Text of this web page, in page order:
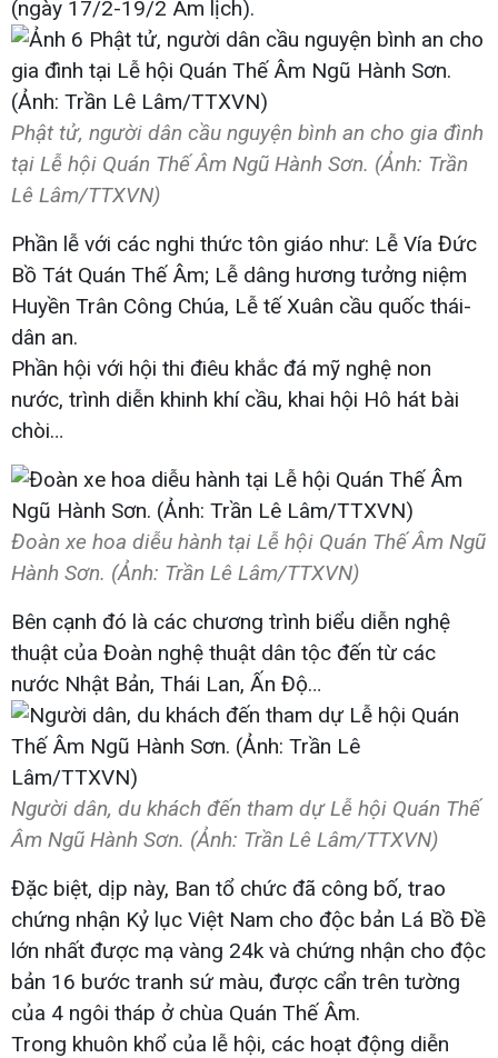
(ngày 17/2-19/2 Âm lịch).
Phật tử, người dân cầu nguyện bình an cho gia đình
tại Lễ hội Quán Thế Âm Ngũ Hành Sơn. (Ảnh: Trần
Lê Lâm/TTXVN)
Phần lễ với các nghi thức tôn giáo như: Lễ Vía Đức
Bồ Tát Quán Thế Âm; Lễ dâng hương tưởng niệm
Huyền Trân Công Chúa, Lễ tế Xuân cầu quốc thái-
dân an.
Phần hội với hội thi điêu khắc đá mỹ nghệ non
nước, trình diễn khinh khí cầu, khai hội Hô hát bài
chòi…
Đoàn xe hoa diễu hành tại Lễ hội Quán Thế Âm Ngũ
Hành Sơn. (Ảnh: Trần Lê Lâm/TTXVN)
Bên cạnh đó là các chương trình biểu diễn nghệ
thuật của Đoàn nghệ thuật dân tộc đến từ các
nước Nhật Bản, Thái Lan, Ấn Độ…
Người dân, du khách đến tham dự Lễ hội Quán Thế
Âm Ngũ Hành Sơn. (Ảnh: Trần Lê Lâm/TTXVN)
Đặc biệt, dịp này, Ban tổ chức đã công bố, trao
chứng nhận Kỷ lục Việt Nam cho độc bản Lá Bồ Đề
lớn nhất được mạ vàng 24k và chứng nhận cho độc
bản 16 bước tranh sứ màu, được cẩn trên tường
của 4 ngôi tháp ở chùa Quán Thế Âm.
Trong khuôn khổ của lễ hội, các hoạt động diễn